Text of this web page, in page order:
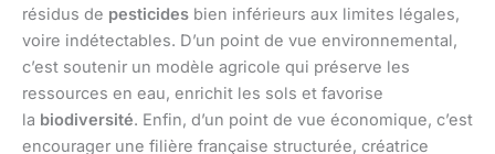
résidus de pesticides bien inférieurs aux limites légales,
voire indétectables. D’un point de vue environnemental,
c’est soutenir un modèle agricole qui préserve les
ressources en eau, enrichit les sols et favorise
la biodiversité. Enfin, d’un point de vue économique, c’est
encourager une filière française structurée, créatrice